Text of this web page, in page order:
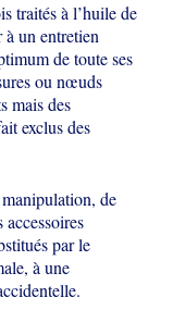
traités à l’huile de
un entretien
de toute ses
ou nœuds
mais des
exclus des
de
accessoires
par le
à une